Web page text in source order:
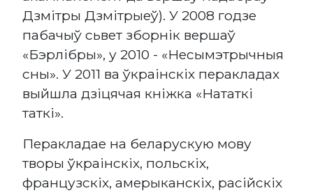
Дзмітры Дзмітрыеў). У 2008 годзе
пабачыў сьвет зборнік вершаў
«Бэрлібры», у 2010 - «Несымэтрычныя
сны». У 2011 ва ўкраінскіх перакладах
выйшла дзіцячая кніжка «Нататкі
таткі».
Перакладае на беларускую мову
творы ўкраінскіх, польскіх,
французскіх, амерыканскіх, расійскіх